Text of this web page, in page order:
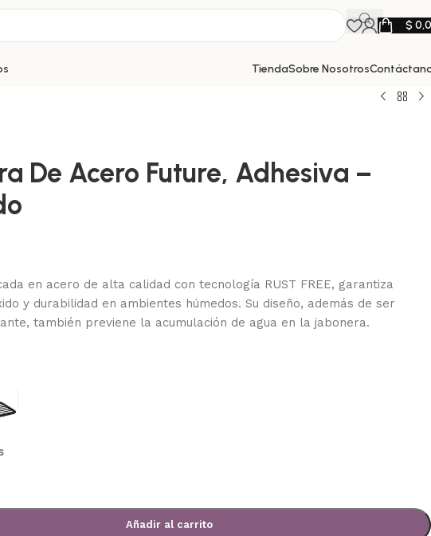
$
TiendaSobre Nosotros
De Acero Future, Adhesiva –
en acero de alta calidad con tecnología RUST FREE, garantiza
y durabilidad en ambientes húmedos. Su diseño, además de ser
también previene la acumulación de agua en la jabonera.
Añadir al carrito